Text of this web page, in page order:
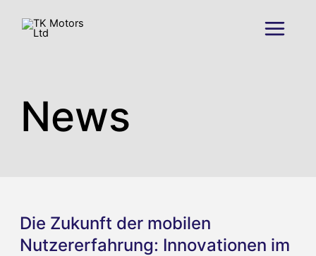
content
Main
News
Die Zukunft der mobilen
Nutzererfahrung: Innovationen im